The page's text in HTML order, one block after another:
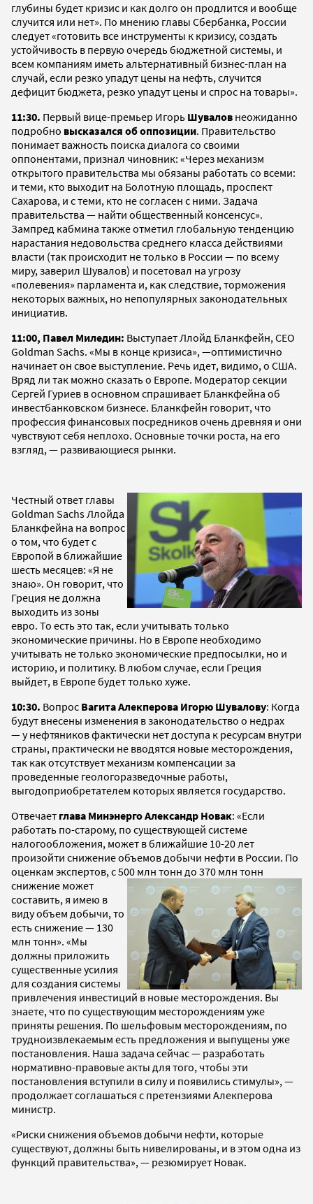
глубины будет кризис и как долго он продлится и вообще
случится или нет». По мнению главы Сбербанка, России
следует «готовить все инструменты к кризису, создать
устойчивость в первую очередь бюджетной системы, и
всем компаниям иметь альтернативный бизнес-план на
случай, если резко упадут цены на нефть, случится
дефицит бюджета, резко упадут цены и спрос на товары».
11:30. Первый вице-премьер Игорь Шувалов неожиданно
подробно высказался об оппозиции. Правительство
понимает важность поиска диалога со своими
оппонентами, признал чиновник: «Через механизм
открытого правительства мы обязаны работать со всеми:
и теми, кто выходит на Болотную площадь, проспект
Сахарова, и с теми, кто не согласен с ними. Задача
правительства — найти общественный консенсус».
Зампред кабмина также отметил глобальную тенденцию
нарастания недовольства среднего класса действиями
власти (так происходит не только в России — по всему
миру, заверил Шувалов) и посетовал на угрозу
«полевения» парламента и, как следствие, торможения
некоторых важных, но непопулярных законодательных
инициатив.
11:00, Павел Миледин: Выступает Ллойд Бланкфейн, CEO
Goldman Sachs. «Мы в конце кризиса», —оптимистично
начинает он свое выступление. Речь идет, видимо, о США.
Вряд ли так можно сказать о Европе. Модератор секции
Сергей Гуриев в основном спрашивает Бланкфейна об
инвестбанковском бизнесе. Бланкфейн говорит, что
профессия финансовых посредников очень древняя и они
чувствуют себя неплохо. Основные точки роста, на его
взгляд, — развивающиеся рынки.
Честный ответ главы
Goldman Sachs Ллойда
Бланкфейна на вопрос
о том, что будет с
Европой в ближайшие
шесть месяцев: «Я не
знаю». Он говорит, что
Греция не должна
выходить из зоны
евро. То есть это так, если учитывать только
экономические причины. Но в Европе необходимо
учитывать не только экономические предпосылки, но и
историю, и политику. В любом случае, если Греция
выйдет, в Европе будет только хуже.
10:30. Вопрос Вагита Алекперова Игорю Шувалову: Когда
будут внесены изменения в законодательство о недрах
— у нефтяников фактически нет доступа к ресурсам внутри
страны, практически не вводятся новые месторождения,
так как отсутствует механизм компенсации за
проведенные геологоразведочные работы,
выгодоприобретателем которых является государство.
Отвечает глава Минэнерго Александр Новак: «Если
работать по-старому, по существующей системе
налогообложения, может в ближайшие 10-20 лет
произойти снижение объемов добычи нефти в России. По
оценкам экспертов, с 500 млн тонн до 370 млн тонн
снижение может
составить, я имею в
виду объем добычи, то
есть снижение — 130
млн тонн». «Мы
должны приложить
существенные усилия
для создания системы
привлечения инвестиций в новые месторождения. Вы
знаете, что по существующим месторождениям уже
приняты решения. По шельфовым месторождениям, по
трудноизвлекаемым есть предложения и выпущены уже
постановления. Наша задача сейчас — разработать
нормативно-правовые акты для того, чтобы эти
постановления вступили в силу и появились стимулы», —
продолжает соглашаться с претензиями Алекперова
министр.
«Риски снижения объемов добычи нефти, которые
существуют, должны быть нивелированы, и в этом одна из
функций правительства», — резюмирует Новак.